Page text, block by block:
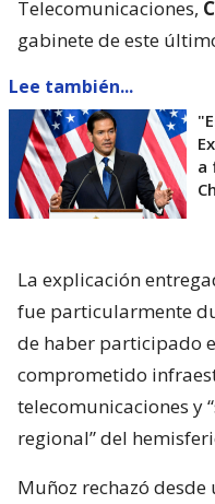
Telecomunicaciones,
gabinete de este
Lee también...
a
La explicación
fue particularmente
de haber participado
comprometido
telecomunicaciones y
regional” del
Muñoz rechazó desde